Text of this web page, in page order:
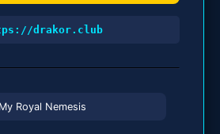
drakor.club
My Royal Nemesis